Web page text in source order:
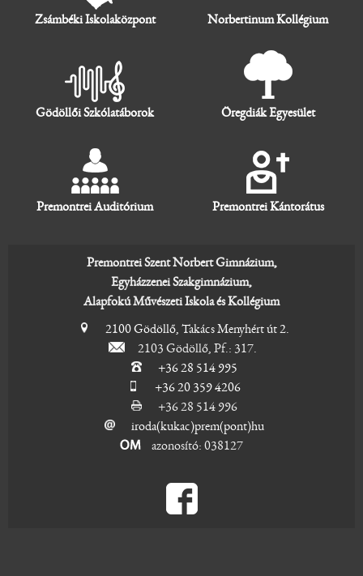
Zsámbéki Iskolaközpont Norbertinum Kollégium
Gödöllői Szkólatáborok Öregdiák Egyesület
Premontrei Auditórium Premontrei Kántorátus
Premontrei Szent Norbert Gimnázium,
Egyházzenei Szakgimnázium,
Alapfokú Művészeti Iskola és Kollégium
2100 Gödöllő, Takács Menyhért út 2.
2103 Gödöllő, Pf.: 317.
+36 28 514 995
+36 20 359 4206
+36 28 514 996
iroda(kukac)prem(pont)hu
azonosító: 038127